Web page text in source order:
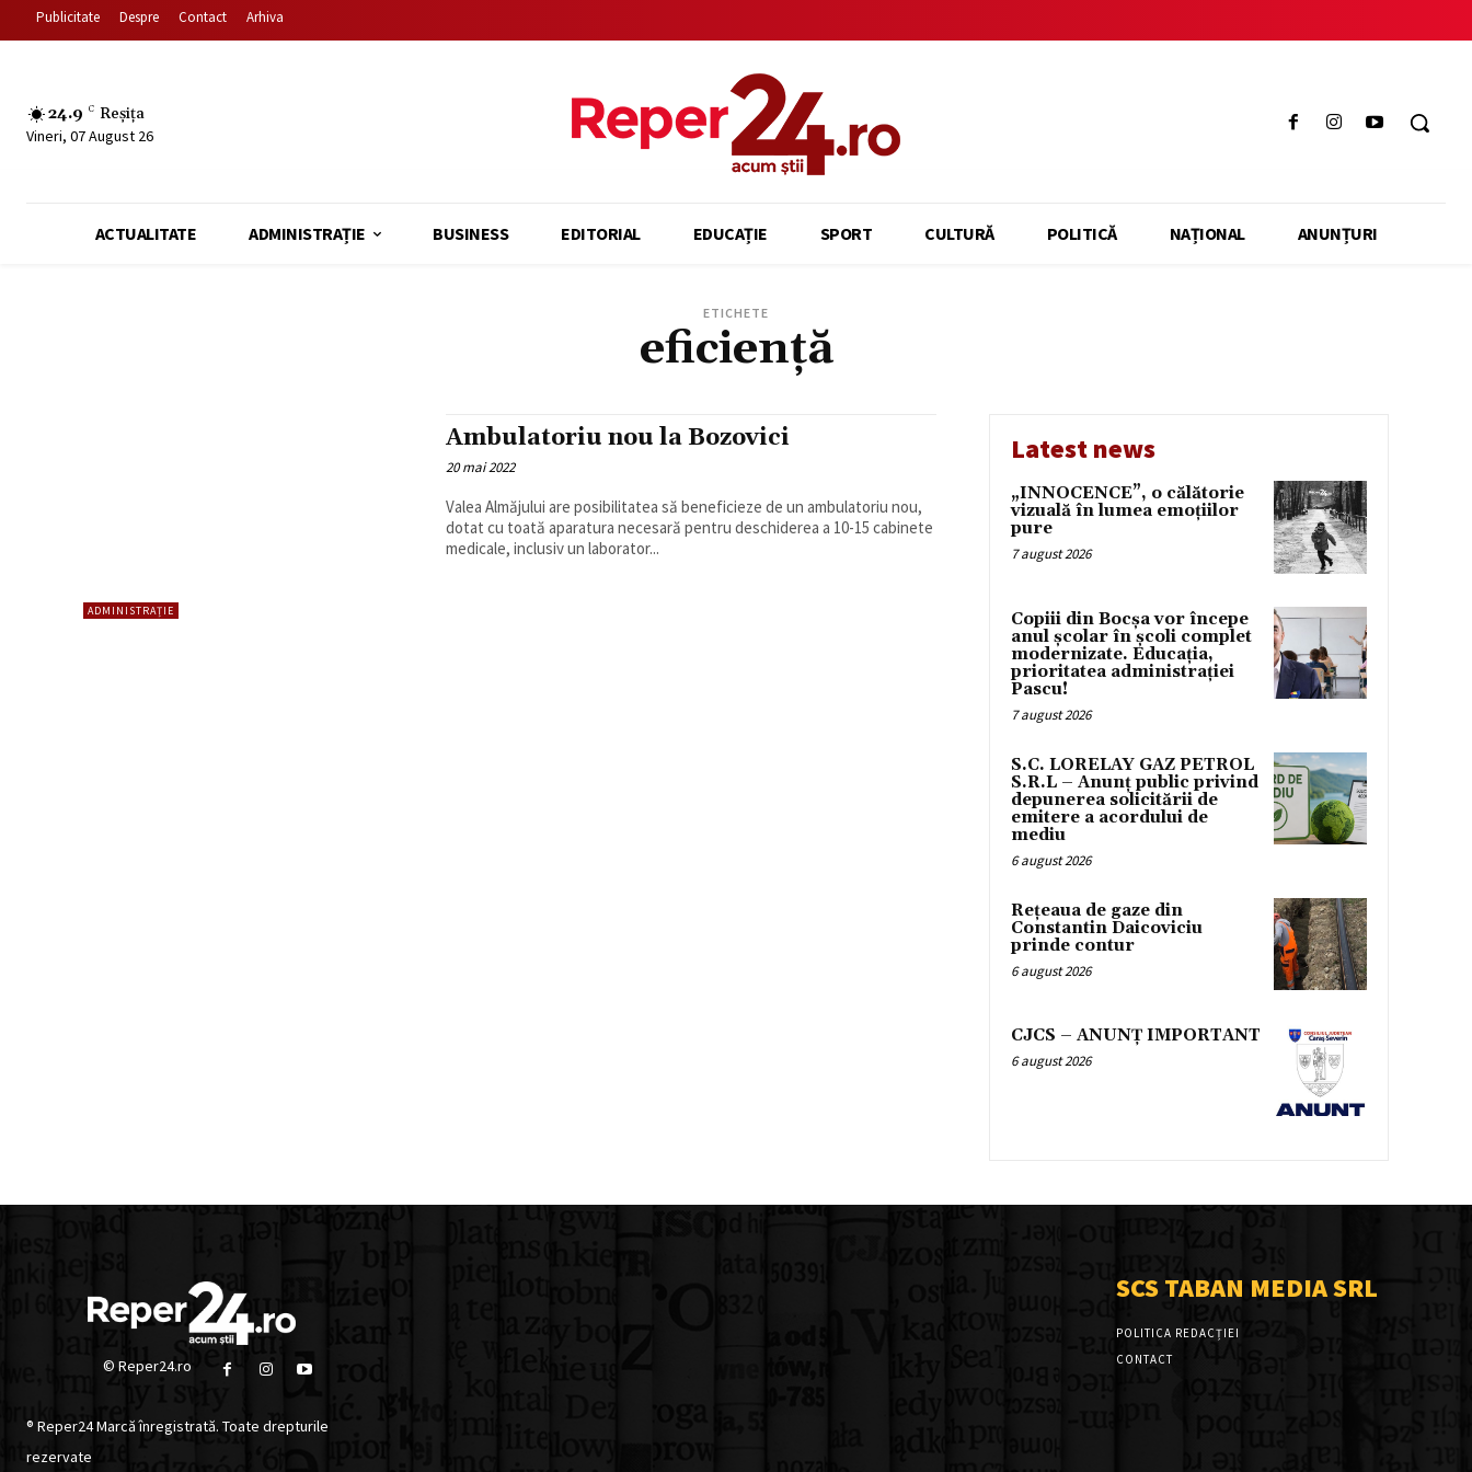
Publicitate Despre Contact Arhiva
24.9 C Reșița
Vineri, 07 August 26
ACTUALITATE ADMINISTRAȚIE BUSINESS EDITORIAL EDUCAȚIE SPORT CULTURĂ POLITICĂ NAȚIONAL ANUNȚURI
ETICHETE
eficiență
ADMINISTRAȚIE
Ambulatoriu nou la Bozovici
20 mai 2022
Valea Almăjului are posibilitatea să beneficieze de un ambulatoriu nou,
dotat cu toată aparatura necesară pentru deschiderea a 10-15 cabinete
medicale, inclusiv un laborator...
Latest news
„INNOCENCE”, o călătorie
vizuală în lumea emoțiilor
pure
7 august 2026
Copiii din Bocșa vor începe
anul școlar în școli complet
modernizate. Educația,
prioritatea administrației
Pascu!
7 august 2026
S.C. LORELAY GAZ PETROL
S.R.L – Anunț public privind
depunerea solicitării de
emitere a acordului de
mediu
6 august 2026
Rețeaua de gaze din
Constantin Daicoviciu
prinde contur
6 august 2026
CJCS – ANUNȚ IMPORTANT
6 august 2026
© Reper24.ro
® Reper24 Marcă înregistrată. Toate drepturile
rezervate
SCS TABAN MEDIA SRL
POLITICA REDACȚIEI
CONTACT